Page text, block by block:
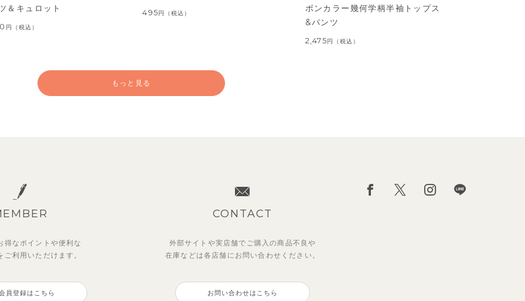
＆キュロット
円 （税込）
495円 （税込）
ボンカラー幾何学柄半袖トップス
&パンツ
2,475円 （税込）
ー柄フレンチスリーブTシ
ノースリーブトップス＆ショート
ショルダートップス&ショートパ
シャツ＆パンツ
ーカラー半袖トップス＆ハーフパ
もっと見る
得なポイントや便利な
ご利用いただけます。
員登録はこちら
CONTACT
外部サイトや実店舗でご購入の商品不良や
在庫などは各店舗に お問い合わせください。
お問い合わせはこちら